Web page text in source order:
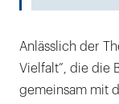
Anlässlich der
Vielfalt”, die die
gemeinsam mit